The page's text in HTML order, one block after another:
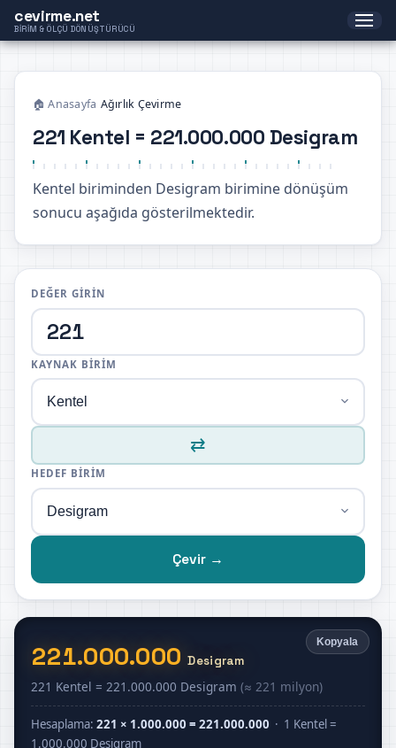
cevirme.net
BIRIM & ÖLÇÜ DÖNÜŞTÜRÜCÜ
🏠 Anasayfa Ağırlık Çevirme
221 Kentel = 221.000.000 Desigram
Kentel biriminden Desigram birimine dönüşüm
sonucu aşağıda gösterilmektedir.
DEĞER GIRIN
KAYNAK BIRIM
⇄
HEDEF BIRIM
Çevir →
Kopyala
221.000.000Desigram
221 Kentel = 221.000.000 Desigram(≈ 221 milyon)
Hesaplama:221 × 1.000.000 = 221.000.000 · 1 Kentel =
1.000.000 Desigram